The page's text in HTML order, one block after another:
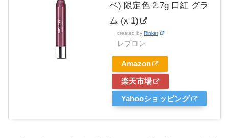
ベ) 限定色 2.7g 口紅 グラ
ム (x 1)
created by Rinker
レブロン
Amazon
楽天市場
Yahooショッピング